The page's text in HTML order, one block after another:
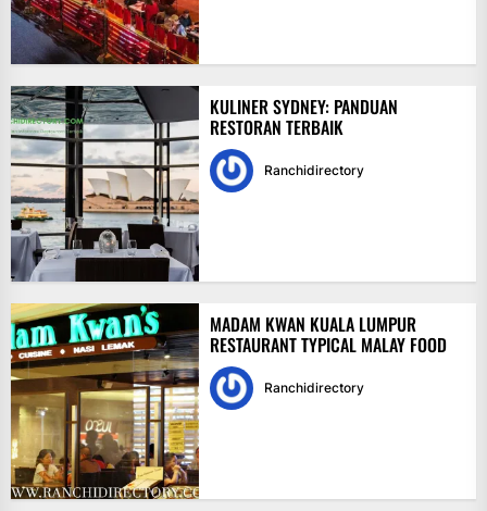
KULINER SYDNEY: PANDUAN
RESTORAN TERBAIK
Ranchidirectory
MADAM KWAN KUALA LUMPUR
RESTAURANT TYPICAL MALAY FOOD
Ranchidirectory